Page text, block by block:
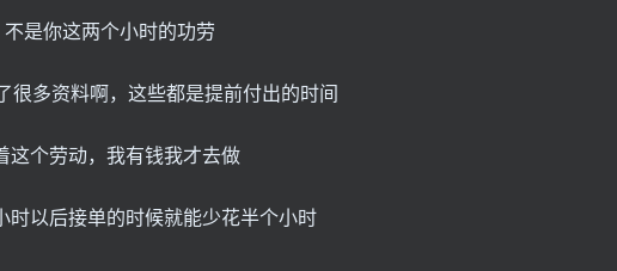
是你这两个小时的功劳
很多资料啊，这些都是提前付出的时间
这个劳动，我有钱我才去做
以后接单的时候就能少花半个小时